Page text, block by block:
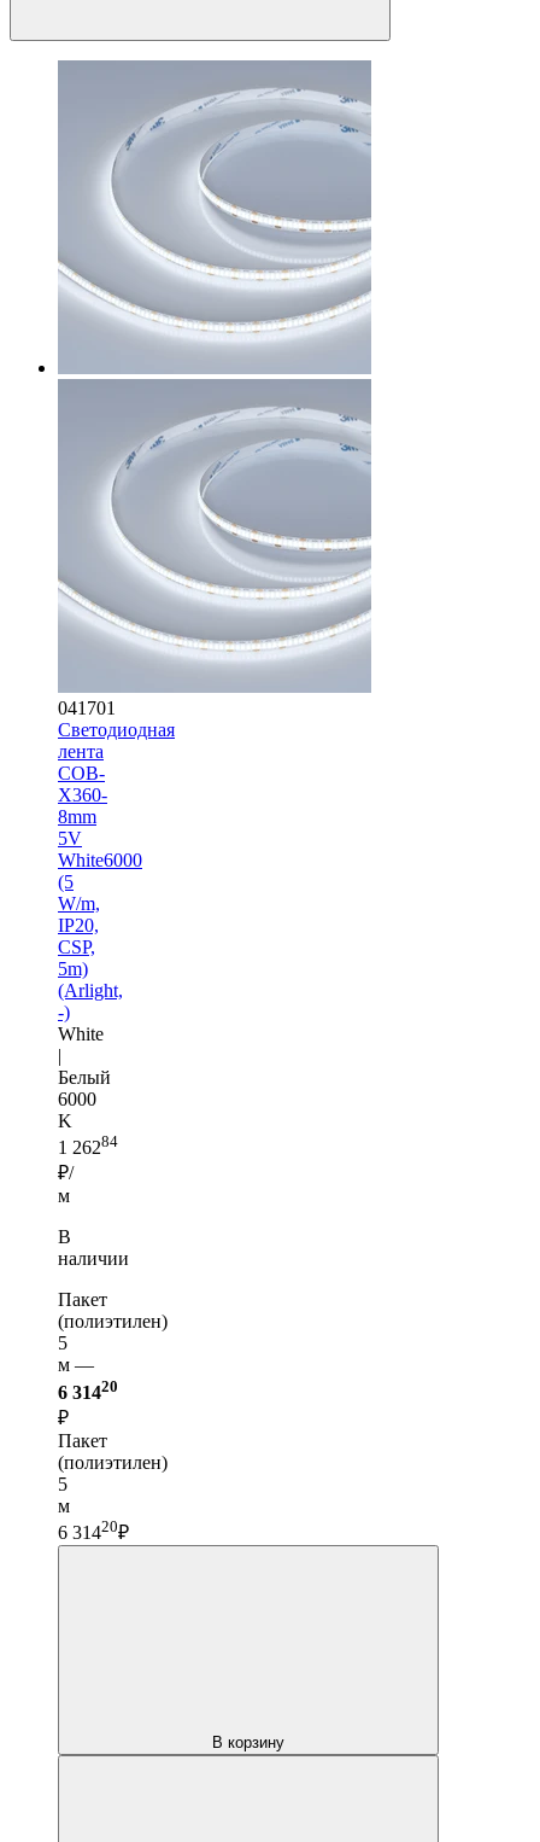
041701
Светодиодная
лента
COB-
X360-
8mm
5V
White6000
(5
W/m,
IP20,
CSP,
5m)
(Arlight,
-)
White
|
Белый
6000
K
1 26284
₽/
м
В
наличии
Пакет
(полиэтилен)
5
м —
6 31420
₽
Пакет
(полиэтилен)
5
м
6 31420₽
В корзину